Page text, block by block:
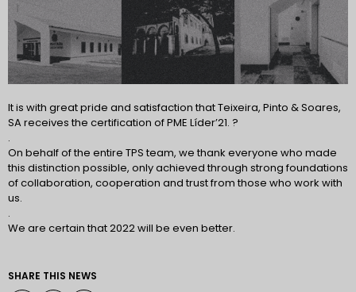
It is with great pride and satisfaction that Teixeira, Pinto & Soares,
SA receives the certification of PME Líder’21. ?
.
On behalf of the entire TPS team, we thank everyone who made
this distinction possible, only achieved through strong foundations
of collaboration, cooperation and trust from those who work with
us.
.
We are certain that 2022 will be even better.
SHARE THIS NEWS